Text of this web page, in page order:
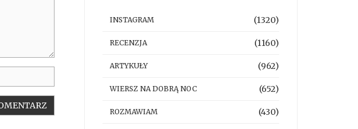
INSTAGRAM (1320)
RECENZJA (1160)
ARTYKUŁY (962)
WIERSZ NA DOBRĄ NOC (652)
ROZMAWIAM (430)